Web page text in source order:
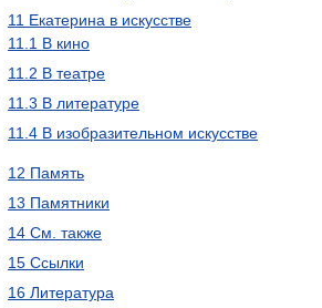
11 Екатерина в искусстве
11 1 В кино
11 2 В театре
11 3 В литературе
11 4 В изобразительном искусстве
12 Память
13 Памятники
14 См также
15 Ссылки
16 Литература